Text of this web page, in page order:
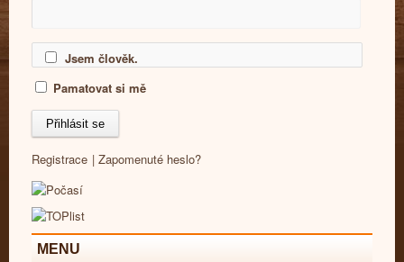
Jsem člověk.
Pamatovat si mě
Registrace | Zapomenuté heslo?
MENU